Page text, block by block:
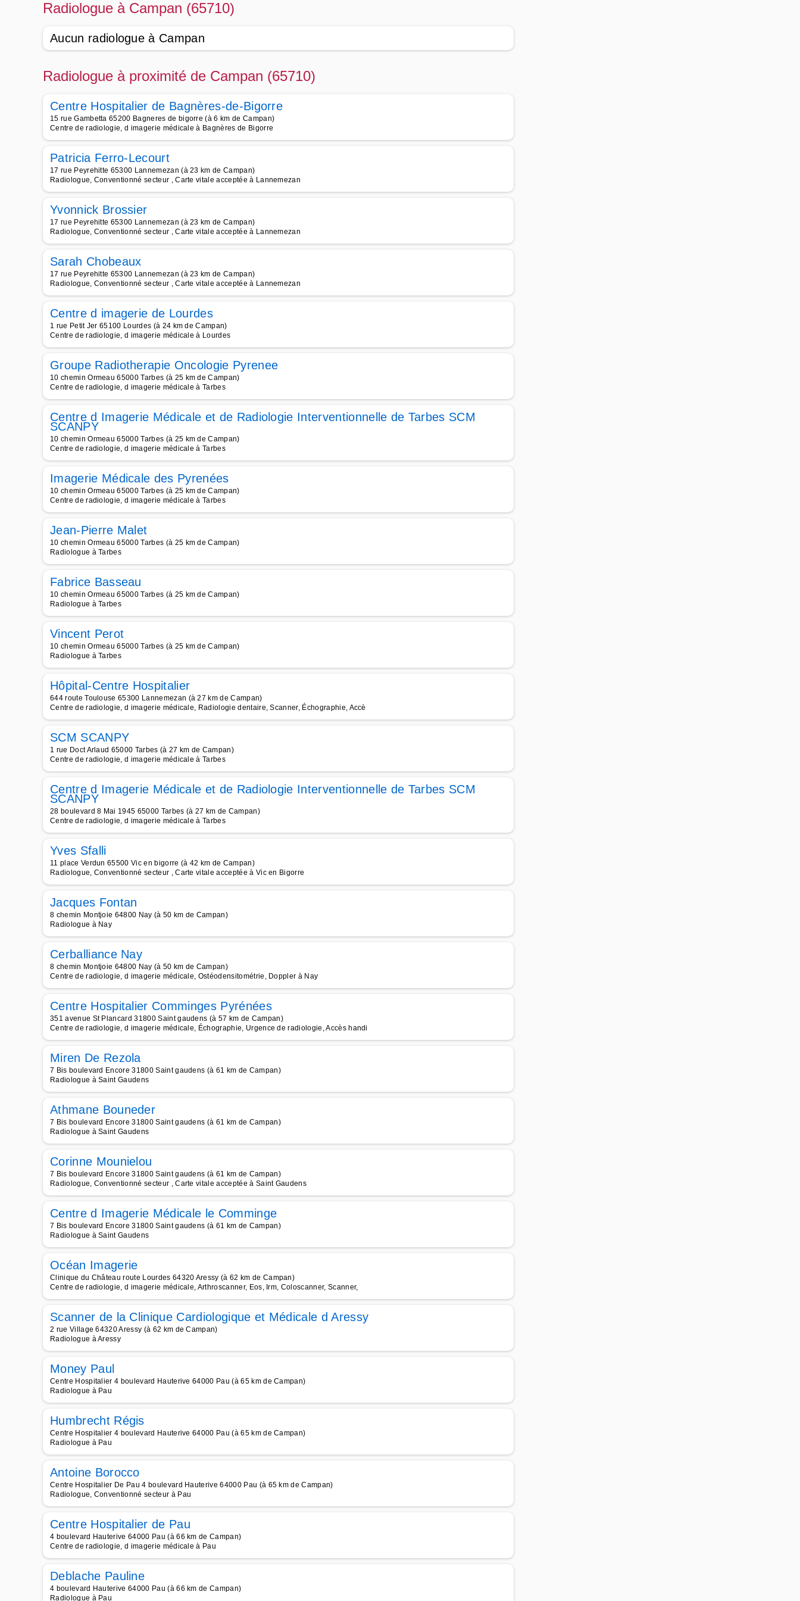
Radiologue à Campan (65710)
Aucun radiologue à Campan
Radiologue à proximité de Campan (65710)
Centre Hospitalier de Bagnères-de-Bigorre
15 rue Gambetta 65200 Bagneres de bigorre (à 6 km de Campan)
Centre de radiologie, d imagerie médicale à Bagnères de Bigorre
Patricia Ferro-Lecourt
17 rue Peyrehitte 65300 Lannemezan (à 23 km de Campan)
Radiologue, Conventionné secteur , Carte vitale acceptée à Lannemezan
Yvonnick Brossier
17 rue Peyrehitte 65300 Lannemezan (à 23 km de Campan)
Radiologue, Conventionné secteur , Carte vitale acceptée à Lannemezan
Sarah Chobeaux
17 rue Peyrehitte 65300 Lannemezan (à 23 km de Campan)
Radiologue, Conventionné secteur , Carte vitale acceptée à Lannemezan
Centre d imagerie de Lourdes
1 rue Petit Jer 65100 Lourdes (à 24 km de Campan)
Centre de radiologie, d imagerie médicale à Lourdes
Groupe Radiotherapie Oncologie Pyrenee
10 chemin Ormeau 65000 Tarbes (à 25 km de Campan)
Centre de radiologie, d imagerie médicale à Tarbes
Centre d Imagerie Médicale et de Radiologie Interventionnelle de Tarbes SCM
SCANPY
10 chemin Ormeau 65000 Tarbes (à 25 km de Campan)
Centre de radiologie, d imagerie médicale à Tarbes
Imagerie Médicale des Pyrenées
10 chemin Ormeau 65000 Tarbes (à 25 km de Campan)
Centre de radiologie, d imagerie médicale à Tarbes
Jean-Pierre Malet
10 chemin Ormeau 65000 Tarbes (à 25 km de Campan)
Radiologue à Tarbes
Fabrice Basseau
10 chemin Ormeau 65000 Tarbes (à 25 km de Campan)
Radiologue à Tarbes
Vincent Perot
10 chemin Ormeau 65000 Tarbes (à 25 km de Campan)
Radiologue à Tarbes
Hôpital-Centre Hospitalier
644 route Toulouse 65300 Lannemezan (à 27 km de Campan)
Centre de radiologie, d imagerie médicale, Radiologie dentaire, Scanner, Échographie, Accè
SCM SCANPY
1 rue Doct Arlaud 65000 Tarbes (à 27 km de Campan)
Centre de radiologie, d imagerie médicale à Tarbes
Centre d Imagerie Médicale et de Radiologie Interventionnelle de Tarbes SCM
SCANPY
28 boulevard 8 Mai 1945 65000 Tarbes (à 27 km de Campan)
Centre de radiologie, d imagerie médicale à Tarbes
Yves Sfalli
11 place Verdun 65500 Vic en bigorre (à 42 km de Campan)
Radiologue, Conventionné secteur , Carte vitale acceptée à Vic en Bigorre
Jacques Fontan
8 chemin Montjoie 64800 Nay (à 50 km de Campan)
Radiologue à Nay
Cerballiance Nay
8 chemin Montjoie 64800 Nay (à 50 km de Campan)
Centre de radiologie, d imagerie médicale, Ostéodensitométrie, Doppler à Nay
Centre Hospitalier Comminges Pyrénées
351 avenue St Plancard 31800 Saint gaudens (à 57 km de Campan)
Centre de radiologie, d imagerie médicale, Échographie, Urgence de radiologie, Accès handi
Miren De Rezola
7 Bis boulevard Encore 31800 Saint gaudens (à 61 km de Campan)
Radiologue à Saint Gaudens
Athmane Bouneder
7 Bis boulevard Encore 31800 Saint gaudens (à 61 km de Campan)
Radiologue à Saint Gaudens
Corinne Mounielou
7 Bis boulevard Encore 31800 Saint gaudens (à 61 km de Campan)
Radiologue, Conventionné secteur , Carte vitale acceptée à Saint Gaudens
Centre d Imagerie Médicale le Comminge
7 Bis boulevard Encore 31800 Saint gaudens (à 61 km de Campan)
Radiologue à Saint Gaudens
Océan Imagerie
Clinique du Château route Lourdes 64320 Aressy (à 62 km de Campan)
Centre de radiologie, d imagerie médicale, Arthroscanner, Eos, Irm, Coloscanner, Scanner,
Scanner de la Clinique Cardiologique et Médicale d Aressy
2 rue Village 64320 Aressy (à 62 km de Campan)
Radiologue à Aressy
Money Paul
Centre Hospitalier 4 boulevard Hauterive 64000 Pau (à 65 km de Campan)
Radiologue à Pau
Humbrecht Régis
Centre Hospitalier 4 boulevard Hauterive 64000 Pau (à 65 km de Campan)
Radiologue à Pau
Antoine Borocco
Centre Hospitalier De Pau 4 boulevard Hauterive 64000 Pau (à 65 km de Campan)
Radiologue, Conventionné secteur à Pau
Centre Hospitalier de Pau
4 boulevard Hauterive 64000 Pau (à 66 km de Campan)
Centre de radiologie, d imagerie médicale à Pau
Deblache Pauline
4 boulevard Hauterive 64000 Pau (à 66 km de Campan)
Radiologue à Pau